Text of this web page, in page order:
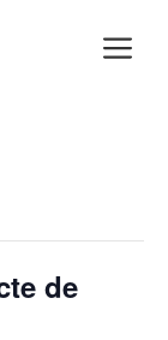
de